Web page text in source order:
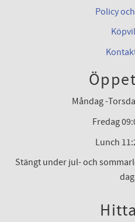
Policy
Måndag -
Fredag
Lunch
Stängt under jul- och